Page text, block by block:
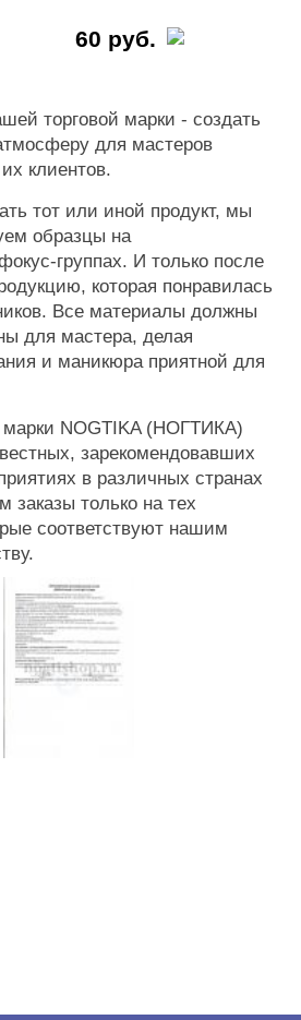
60 руб.
торговой марки - создать
для мастеров
клиентов.
тот или иной продукт, мы
образцы на
группах. И только после
которая понравилась
Все материалы должны
для мастера, делая
и маникюра приятной для
марки NOGTIKA (НОГТИКА)
зарекомендовавших
в различных странах
только на тех
соответствуют нашим